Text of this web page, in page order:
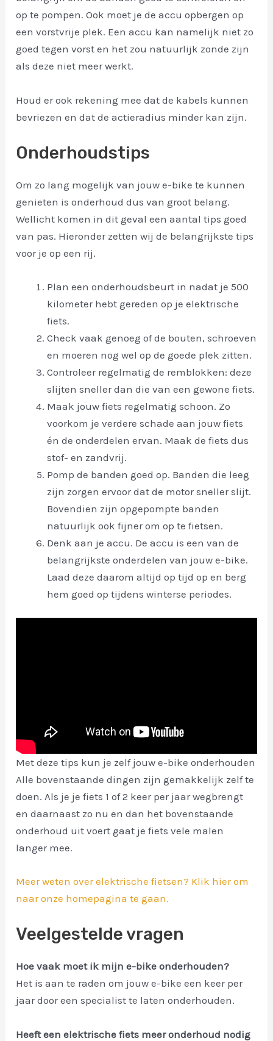
op te pompen. Ook moet je de accu opbergen op
een vorstvrije plek. Een accu kan namelijk niet zo
goed tegen vorst en het zou natuurlijk zonde zijn
als deze niet meer werkt.
Houd er ook rekening mee dat de kabels kunnen
bevriezen en dat de actieradius minder kan zijn.
Onderhoudstips
Om zo lang mogelijk van jouw e-bike te kunnen
genieten is onderhoud dus van groot belang.
Wellicht komen in dit geval een aantal tips goed
van pas. Hieronder zetten wij de belangrijkste tips
voor je op een rij.
Plan een onderhoudsbeurt in nadat je 500
kilometer hebt gereden op je elektrische
fiets.
Check vaak genoeg of de bouten, schroeven
en moeren nog wel op de goede plek zitten.
Controleer regelmatig de remblokken: deze
slijten sneller dan die van een gewone fiets.
Maak jouw fiets regelmatig schoon. Zo
voorkom je verdere schade aan jouw fiets
én de onderdelen ervan. Maak de fiets dus
stof- en zandvrij.
Pomp de banden goed op. Banden die leeg
zijn zorgen ervoor dat de motor sneller slijt.
Bovendien zijn opgepompte banden
natuurlijk ook fijner om op te fietsen.
Denk aan je accu. De accu is een van de
belangrijkste onderdelen van jouw e-bike.
Laad deze daarom altijd op tijd op en berg
hem goed op tijdens winterse periodes.
Met deze tips kun je zelf jouw e-bike onderhouden
Alle bovenstaande dingen zijn gemakkelijk zelf te
doen. Als je je fiets 1 of 2 keer per jaar wegbrengt
en daarnaast zo nu en dan het bovenstaande
onderhoud uit voert gaat je fiets vele malen
langer mee.
Meer weten over elektrische fietsen? Klik hier om
naar onze homepagina te gaan.
Veelgestelde vragen
Hoe vaak moet ik mijn e-bike onderhouden?
Het is aan te raden om jouw e-bike een keer per
jaar door een specialist te laten onderhouden.
Heeft een elektrische fiets meer onderhoud nodig